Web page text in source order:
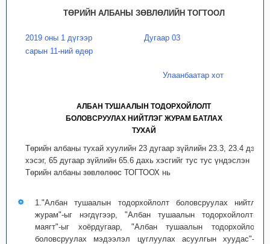
ТӨРИЙН АЛБАНЫ ЗӨВЛӨЛИЙН ТОГТООЛ
2019 оны 1 дүгээр
сарын 11-ний өдөр
Дугаар 03
Улаанбаатар хот
АЛБАН ТУШААЛЫН ТОДОРХОЙЛОЛТ
БОЛОВСРУУЛАХ НИЙТЛЭГ ЖУРАМ БАТЛАХ
ТУХАЙ
Төрийн албаны тухай хуулийн 23 дугаар зүйлийн 23.3, 23.4 дэх
хэсэг, 65 дугаар зүйлийн 65.6 дахь хэсгийг тус тус үндэслэн
Төрийн албаны зөвлөлөөс ТОГТООХ нь
1."Албан тушаалын тодорхойлолт боловсруулах нийтлэг
журам"-ыг нэгдүгээр, "Албан тушаалын тодорхойлолтын
маягт"-ыг хоёрдугаар, "Албан тушаалын тодорхойлолт
боловсруулах мэдээлэл цуглуулах асуулгын хуудас"-ыг